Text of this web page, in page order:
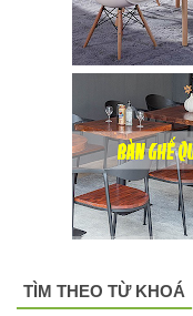
TÌM THEO TỪ KHOÁ